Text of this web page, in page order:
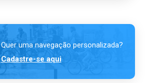
Quer uma navegação personalizada?
Cadastre-se aqui